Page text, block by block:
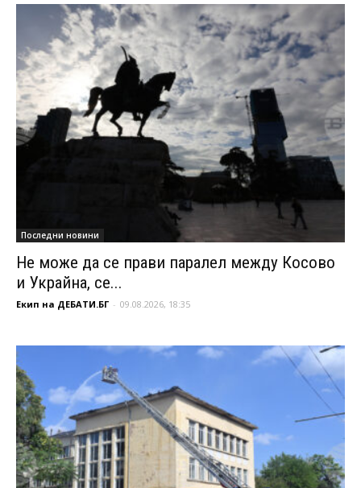
Последни новини
Не може да се прави паралел между Косово
и Украйна, се...
Екип на ДЕБАТИ.БГ - 09.08.2026, 18:35